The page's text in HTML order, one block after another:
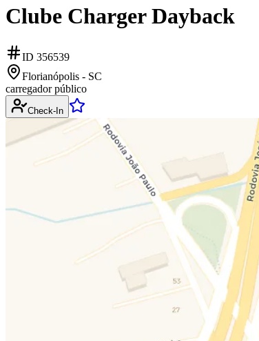
Clube Charger Dayback
ID 356539
Florianópolis - SC
carregador público
Check-In